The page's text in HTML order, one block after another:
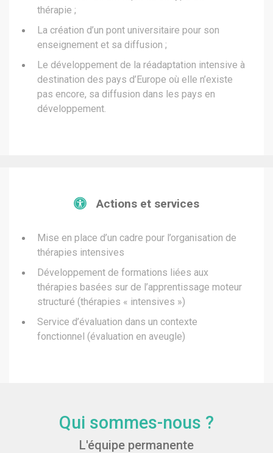
thérapie ;
La création d’un pont universitaire pour son
enseignement et sa diffusion ;
Le développement de la réadaptation intensive à
destination des pays d’Europe où elle n’existe
pas encore, sa diffusion dans les pays en
développement.
Actions et services
Mise en place d’un cadre pour l’organisation de
thérapies intensives
Développement de formations liées aux
thérapies basées sur de l’apprentissage moteur
structuré (thérapies « intensives »)
Service d’évaluation dans un contexte
fonctionnel (évaluation en aveugle)
Qui sommes-nous ?
L'équipe permanente